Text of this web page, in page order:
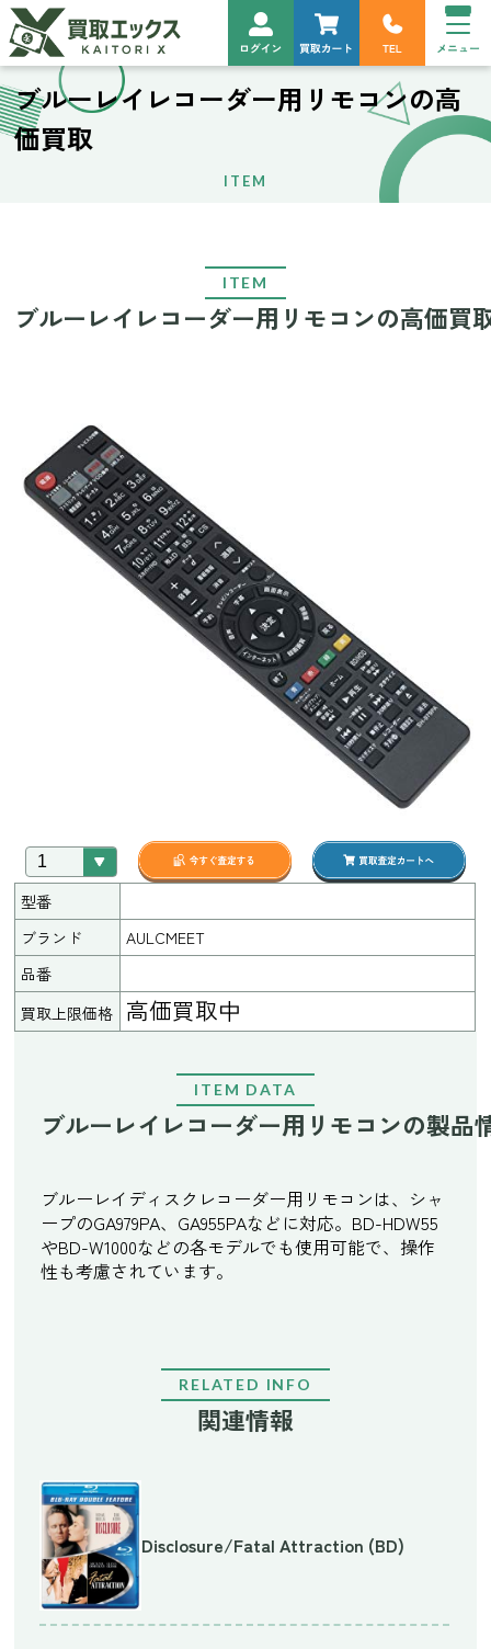
ブルーレイレコーダー用リモコンの高
価買取
ITEM
ITEM
ブルーレイレコーダー用リモコンの高価買
型番
ブランド
AULCMEET
品番
買取上限価格
高価買取中
ITEM DATA
ブルーレイレコーダー用リモコンの製品
ブルーレイディスクレコーダー用リモコンは、シャ
ープのGA979PA、GA955PAなどに対応。BD-HDW55
やBD-W1000などの各モデルでも使用可能で、操作
性も考慮されています。
RELATED INFO
関連情報
Disclosure/Fatal Attraction (BD)